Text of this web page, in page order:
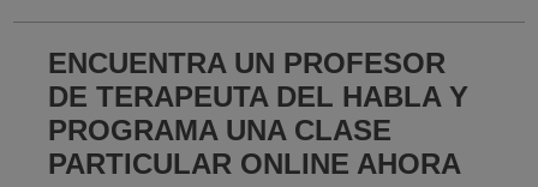
ENCUENTRA UN PROFESOR
DE TERAPEUTA DEL HABLA Y
PROGRAMA UNA CLASE
PARTICULAR ONLINE AHORA